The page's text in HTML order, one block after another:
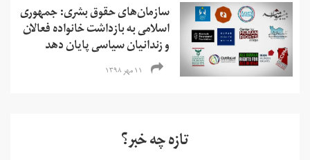
سازمان‌های حقوق بشری: جمهوری
اسلامی به بازداشت خانواده فعالان
و زندانیان سیاسی پایان دهد
۱۱ مهر ۱۳۹۸
تازه چه خبر؟